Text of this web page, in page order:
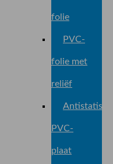
folie
PVC-
folie met
reliëf
Antistatische
PVC-
plaat